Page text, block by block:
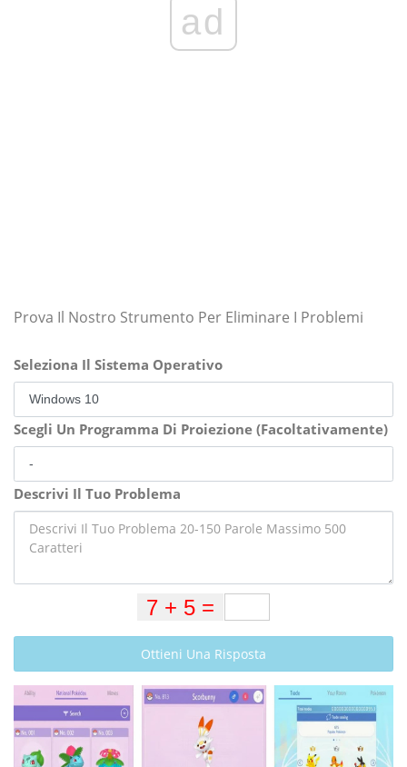
ad
Prova Il Nostro Strumento Per Eliminare I Problemi
Seleziona Il Sistema Operativo
Scegli Un Programma Di Proiezione (Facoltativamente)
Descrivi Il Tuo Problema
Ottieni Una Risposta